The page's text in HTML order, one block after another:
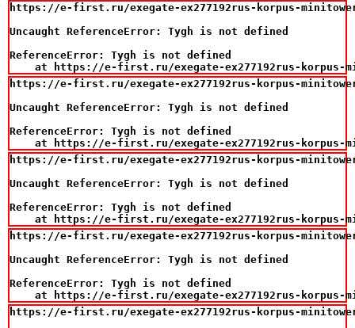
https://e-first.ru/exegate-ex277192rus-korpus-
Uncaught ReferenceError: Tygh is not defined
ReferenceError: Tygh is not defined
at https://e-first.ru/exegate-ex277192rus-
https://e-first.ru/exegate-ex277192rus-korpus-
Uncaught ReferenceError: Tygh is not defined
ReferenceError: Tygh is not defined
at https://e-first.ru/exegate-ex277192rus-
https://e-first.ru/exegate-ex277192rus-korpus-
Uncaught ReferenceError: Tygh is not defined
ReferenceError: Tygh is not defined
at https://e-first.ru/exegate-ex277192rus-
https://e-first.ru/exegate-ex277192rus-korpus-
Uncaught ReferenceError: Tygh is not defined
ReferenceError: Tygh is not defined
at https://e-first.ru/exegate-ex277192rus-
https://e-first.ru/exegate-ex277192rus-korpus-